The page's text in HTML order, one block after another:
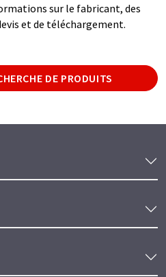
sur le fabricant, des
et de téléchargement.
DE PRODUITS